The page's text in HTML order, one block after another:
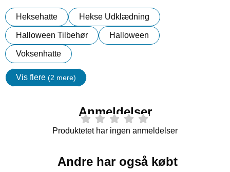
Heksehatte Hekse Udklædning
Halloween Tilbehør Halloween
Voksenhatte
Vis flere (2 mere)
Egenskaper
Anmeldelser
Produktetet har ingen anmeldelser
Andre har også købt